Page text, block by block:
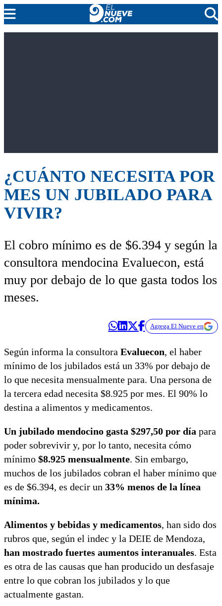
¿CUÁNTO NECESITA POR
MES UN JUBILADO PARA
VIVIR?
El cobro mínimo es de $6.394 y según la
consultora mendocina Evaluecon, está
muy por debajo de lo que gasta todos los
meses.
Agrega El Nueve en
Según informa la consultora Evaluecon, el haber
mínimo de los jubilados está un 33% por debajo de
lo que necesita mensualmente para. Una persona de
la tercera edad necesita $8.925 por mes. El 90% lo
destina a alimentos y medicamentos.
Un jubilado mendocino gasta $297,50 por día para
poder sobrevivir y, por lo tanto, necesita cómo
mínimo $8.925 mensualmente. Sin embargo,
muchos de los jubilados cobran el haber mínimo que
es de $6.394, es decir un 33% menos de la línea
mínima.
Alimentos y bebidas y medicamentos, han sido dos
rubros que, según el indec y la DEIE de Mendoza,
han mostrado fuertes aumentos interanuales. Esta
es otra de las causas que han producido un desfasaje
entre lo que cobran los jubilados y lo que
actualmente gastan.